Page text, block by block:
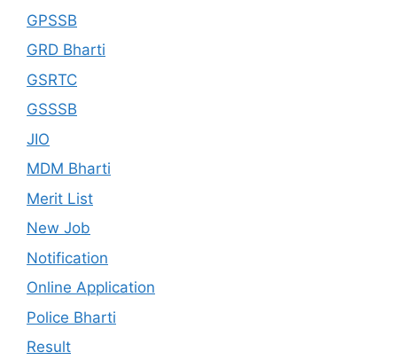
GPSSB
GRD Bharti
GSRTC
GSSSB
JIO
MDM Bharti
Merit List
New Job
Notification
Online Application
Police Bharti
Result